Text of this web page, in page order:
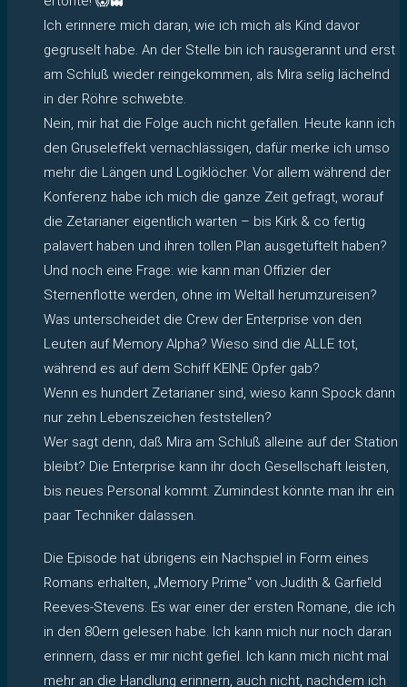
Ich erinnere mich daran, wie ich mich als Kind davor
gegruselt habe. An der Stelle bin ich rausgerannt und erst
am Schluß wieder reingekommen, als Mira selig lächelnd
in der Röhre schwebte.
Nein, mir hat die Folge auch nicht gefallen. Heute kann ich
den Gruseleffekt vernachlässigen, dafür merke ich umso
mehr die Längen und Logiklöcher. Vor allem während der
Konferenz habe ich mich die ganze Zeit gefragt, worauf
die Zetarianer eigentlich warten – bis Kirk & co fertig
palavert haben und ihren tollen Plan ausgetüftelt haben?
Und noch eine Frage: wie kann man Offizier der
Sternenflotte werden, ohne im Weltall herumzureisen?
Was unterscheidet die Crew der Enterprise von den
Leuten auf Memory Alpha? Wieso sind die ALLE tot,
während es auf dem Schiff KEINE Opfer gab?
Wenn es hundert Zetarianer sind, wieso kann Spock dann
nur zehn Lebenszeichen feststellen?
Wer sagt denn, daß Mira am Schluß alleine auf der Station
bleibt? Die Enterprise kann ihr doch Gesellschaft leisten,
bis neues Personal kommt. Zumindest könnte man ihr ein
paar Techniker dalassen.
Die Episode hat übrigens ein Nachspiel in Form eines
Romans erhalten, „Memory Prime“ von Judith & Garfield
Reeves-Stevens. Es war einer der ersten Romane, die ich
in den 80ern gelesen habe. Ich kann mich nur noch daran
erinnern, dass er mir nicht gefiel. Ich kann mich nicht mal
mehr an die Handlung erinnern, auch nicht, nachdem ich